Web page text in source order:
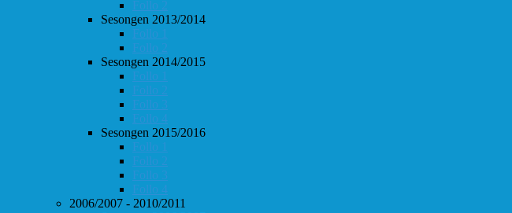
Follo 2
Sesongen 2013/2014
Follo 1
Follo 2
Sesongen 2014/2015
Follo 1
Follo 2
Follo 3
Follo 4
Sesongen 2015/2016
Follo 1
Follo 2
Follo 3
Follo 4
2006/2007 - 2010/2011